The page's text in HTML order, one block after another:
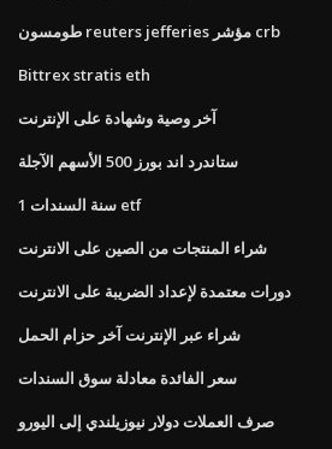
طومسون reuters jefferies مؤشر crb
Bittrex stratis eth
آخر وصية وشهادة على الإنترنت
ستاندرد اند بورز 500 الأسهم الآجلة
1 سنة السندات etf
شراء المنتجات من الصين على الانترنت
دورات معتمدة لإعداد الضريبة على الانترنت
شراء عبر الإنترنت آخر حزام الحمل
سعر الفائدة معادلة سوق السندات
صرف العملات دولار نيوزيلندي إلى اليورو